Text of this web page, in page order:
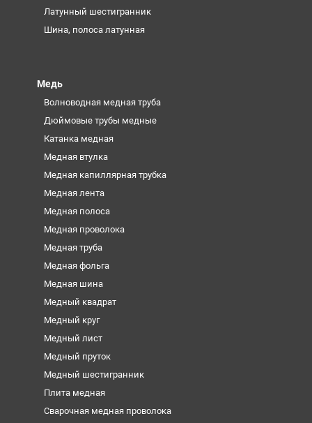
Латунный шестигранник
Шина, полоса латунная
Медь
Волноводная медная труба
Дюймовые трубы медные
Катанка медная
Медная втулка
Медная капиллярная трубка
Медная лента
Медная полоса
Медная проволока
Медная труба
Медная фольга
Медная шина
Медный квадрат
Медный круг
Медный лист
Медный пруток
Медный шестигранник
Плита медная
Сварочная медная проволока